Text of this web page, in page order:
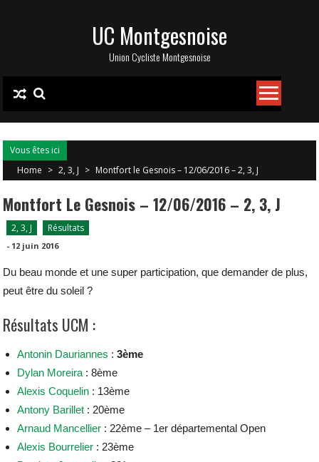
UC Montgesnoise
Union Cycliste Montgesnoise
Vous êtes ici
Home > 2, 3, J > Montfort le Gesnois – 12/06/2016 – 2, 3, J
Montfort Le Gesnois – 12/06/2016 – 2, 3, J
2, 3, J Résultats
- 12 juin 2016
Du beau monde et une super participation, que demander de plus,
peut être du soleil ?
Résultats UCM :
Antonin Dauriannes :3ème
Dylan Moreira : 8ème
Alexis Coquelin : 13ème
Antony Barillet : 20ème
Arnaud Mancellier : 22ème – 1er départemental Open
Alexis Bourrelier : 23ème